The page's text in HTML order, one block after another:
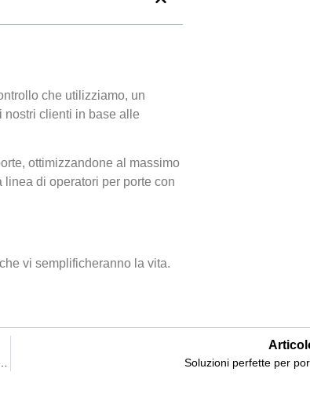
che utilizziamo, un
nostri clienti in base alle
ottimizzandone al massimo
di operatori per porte con
vi semplificheranno la vita.
Soluzioni perfette per